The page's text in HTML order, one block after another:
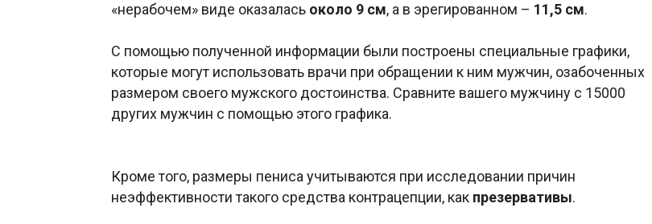
«нерабочем» виде оказалась около 9 см, а в эрегированном – 11,5 см.
С помощью полученной информации были построены специальные графики,
которые могут использовать врачи при обращении к ним мужчин, озабоченных
размером своего мужского достоинства. Сравните вашего мужчину с 15000
других мужчин с помощью этого графика.
Кроме того, размеры пениса учитываются при исследовании причин
неэффективности такого средства контрацепции, как презервативы.